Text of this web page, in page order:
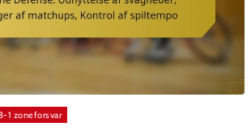
1 zoneforsvar